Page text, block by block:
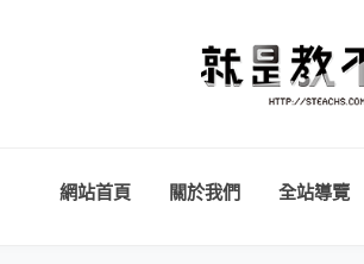
網站首頁 關於我們 全站導覽